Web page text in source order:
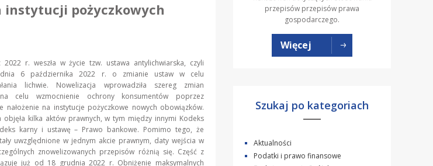
pożyczkowych
2022 r. weszła w życie tzw. ustawa antylichwiarska, czyli
6 października 2022 r. o zmianie ustaw w celu
lichwie. Nowelizacja wprowadziła szereg zmian
celu wzmocnienie ochrony konsumentów poprzez
nałożenie na instytucje pożyczkowe nowych obowiązków.
objęła kilka aktów prawnych, w tym między innymi Kodeks
karny i ustawę – Prawo bankowe. Pomimo tego, że
uwzględnione w jednym akcie prawnym, daty wejścia w
znowelizowanych przepisów różnią się. Część z
już od 18 grudnia 2022 r. Obniżenie maksymalnych
przepisów przepisów prawa
gospodarczego.
Więcej
Szukaj po kategoriach
Aktualności
Podatki i prawo finansowe